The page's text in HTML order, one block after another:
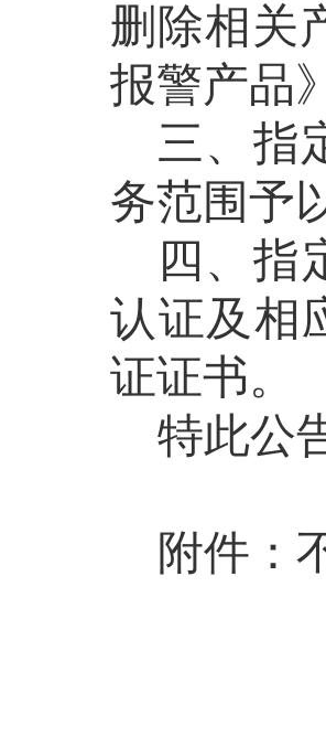
删除相关
报警产品
三、指
务范围予
四、指
认证及相
证证书。
特此公
附件：